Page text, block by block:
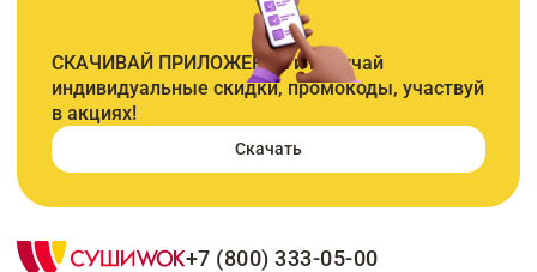
СКАЧИВАЙ ПРИЛОЖЕНИЕ и получай
индивидуальные скидки, промокоды, участвуй
в акциях!
Скачать
+7 (800) 333-05-00